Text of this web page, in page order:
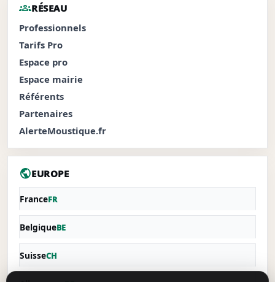
groupsRÉSEAU
Professionnels
Tarifs Pro
Espace pro
Espace mairie
Référents
Partenaires
AlerteMoustique.fr
publicEUROPE
FranceFR
BelgiqueBE
SuisseCH